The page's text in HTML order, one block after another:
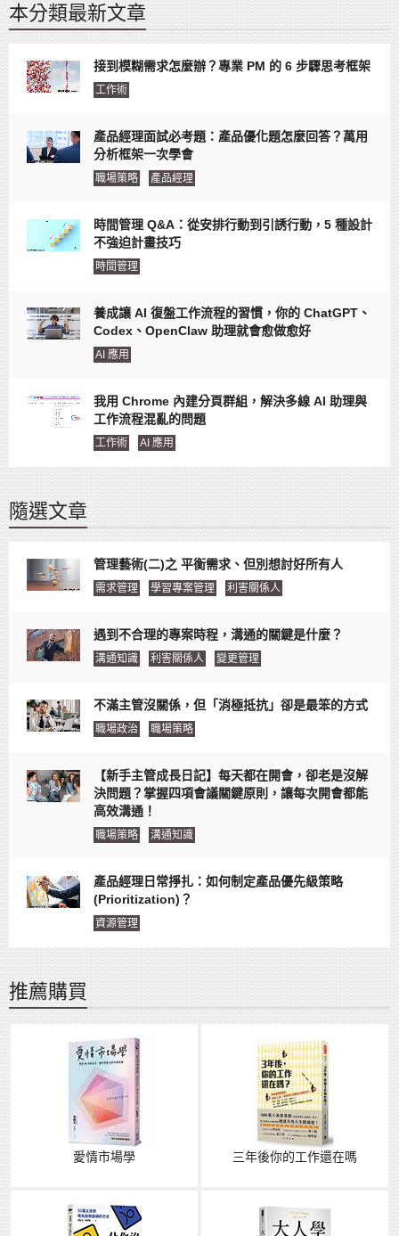
本分類最新文章
接到模糊需求怎麼辦？專業 PM 的 6 步驟思考框架
工作術
產品經理面試必考題：產品優化題怎麼回答？萬用
分析框架一次學會
職場策略 產品經理
時間管理 Q&A：從安排行動到引誘行動，5 種設計
不強迫計畫技巧
時間管理
養成讓 AI 復盤工作流程的習慣，你的 ChatGPT、
Codex、OpenClaw 助理就會愈做愈好
AI 應用
我用 Chrome 內建分頁群組，解決多線 AI 助理與
工作流程混亂的問題
工作術 AI 應用
隨選文章
管理藝術(二)之 平衡需求、但別想討好所有人
需求管理 學習專案管理 利害關係人
遇到不合理的專案時程，溝通的關鍵是什麼？
溝通知識 利害關係人 變更管理
不滿主管沒關係，但「消極抵抗」卻是最笨的方式
職場政治 職場策略
【新手主管成長日記】每天都在開會，卻老是沒解
決問題？掌握四項會議關鍵原則，讓每次開會都能
高效溝通！
職場策略 溝通知識
產品經理日常掙扎：如何制定產品優先級策略
(Prioritization)？
資源管理
推薦購買
愛情市場學 三年後你的工作還在嗎